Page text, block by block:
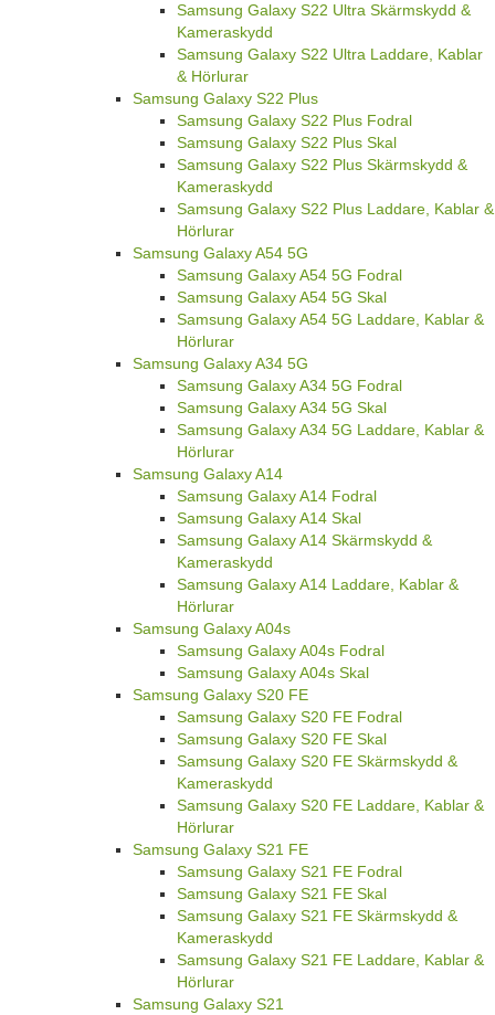
Samsung Galaxy S22 Ultra Skärmskydd &
Kameraskydd
Samsung Galaxy S22 Ultra Laddare, Kablar
& Hörlurar
Samsung Galaxy S22 Plus
Samsung Galaxy S22 Plus Fodral
Samsung Galaxy S22 Plus Skal
Samsung Galaxy S22 Plus Skärmskydd &
Kameraskydd
Samsung Galaxy S22 Plus Laddare, Kablar &
Hörlurar
Samsung Galaxy A54 5G
Samsung Galaxy A54 5G Fodral
Samsung Galaxy A54 5G Skal
Samsung Galaxy A54 5G Laddare, Kablar &
Hörlurar
Samsung Galaxy A34 5G
Samsung Galaxy A34 5G Fodral
Samsung Galaxy A34 5G Skal
Samsung Galaxy A34 5G Laddare, Kablar &
Hörlurar
Samsung Galaxy A14
Samsung Galaxy A14 Fodral
Samsung Galaxy A14 Skal
Samsung Galaxy A14 Skärmskydd &
Kameraskydd
Samsung Galaxy A14 Laddare, Kablar &
Hörlurar
Samsung Galaxy A04s
Samsung Galaxy A04s Fodral
Samsung Galaxy A04s Skal
Samsung Galaxy S20 FE
Samsung Galaxy S20 FE Fodral
Samsung Galaxy S20 FE Skal
Samsung Galaxy S20 FE Skärmskydd &
Kameraskydd
Samsung Galaxy S20 FE Laddare, Kablar &
Hörlurar
Samsung Galaxy S21 FE
Samsung Galaxy S21 FE Fodral
Samsung Galaxy S21 FE Skal
Samsung Galaxy S21 FE Skärmskydd &
Kameraskydd
Samsung Galaxy S21 FE Laddare, Kablar &
Hörlurar
Samsung Galaxy S21